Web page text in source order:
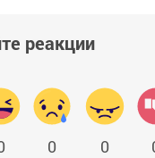
реакции
0 0